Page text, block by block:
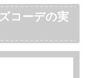
コーデの実